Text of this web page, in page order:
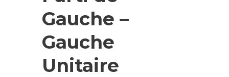
Gauche –
Gauche
Unitaire